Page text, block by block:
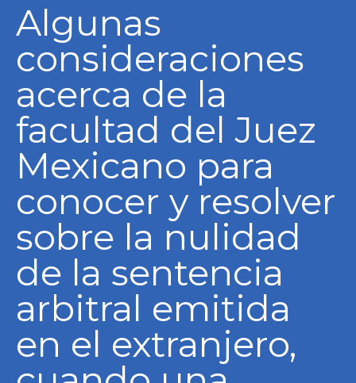
Algunas
consideraciones
acerca de la
facultad del Juez
Mexicano para
conocer y resolver
sobre la nulidad
de la sentencia
arbitral emitida
en el extranjero,